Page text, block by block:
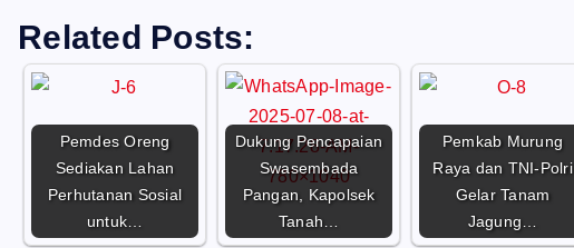
Related Posts:
Pemdes Oreng
Sediakan Lahan
Perhutanan Sosial
untuk…
Dukung Pencapaian
Swasembada
Pangan, Kapolsek
Tanah…
Pemkab Murung
Raya dan TNI-Polri
Gelar Tanam
Jagung…